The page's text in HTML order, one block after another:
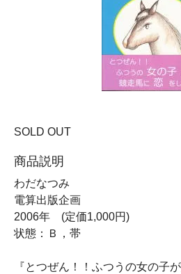
SOLD OUT
商品説明
わだなつみ
電算出版企画
2006年 (定価1,000円)
状態：Ｂ，帯
『とつぜん！！ふつうの女の子